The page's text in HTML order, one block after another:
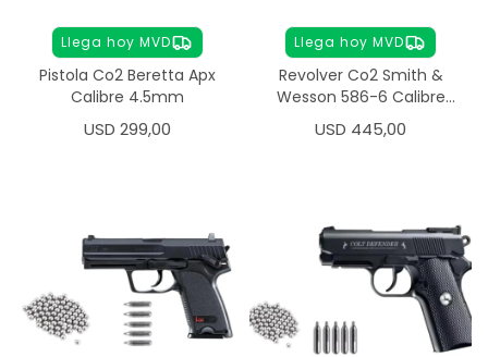
Llega hoy MVD
Pistola Co2 Beretta Apx
Calibre 4.5mm
USD 299,00
Llega hoy MVD
Revolver Co2 Smith &
Wesson 586-6 Calibre
4.5mm
USD 445,00